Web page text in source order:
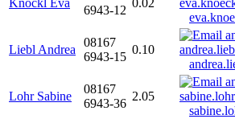
Knöckl Eva
6943-12
0.02
Liebl Andrea
08167
6943-15
0.10
Lohr Sabine
08167
6943-36
2.05